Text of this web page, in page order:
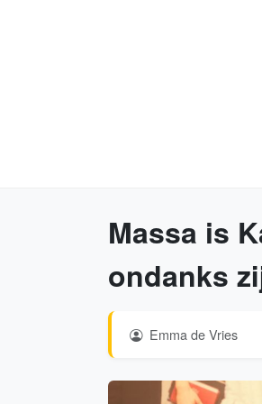
Massa is
ondanks
Emma de Vries